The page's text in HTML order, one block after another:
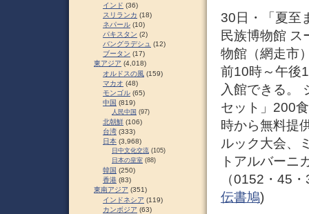
30日・「夏至
民族博物館 ス
物館（網走市
前10時～午後
入館できる。
セット」200
時から無料提
ルック大会、
トアルバーニ
（0152・45
伝書鳩)
インド (36)
スリランカ (18)
ネパール (10)
パキスタン (2)
バングラデシュ (12)
ブータン (17)
東アジア (4,018)
オルドスの風 (159)
マカオ (48)
モンゴル (65)
中国 (819)
人民中国 (97)
北朝鮮 (106)
台湾 (333)
日本 (3,968)
日中文化交流 (105)
日本の皇室 (88)
韓国 (250)
香港 (83)
東南アジア (351)
インドネシア (119)
カンボジア (63)